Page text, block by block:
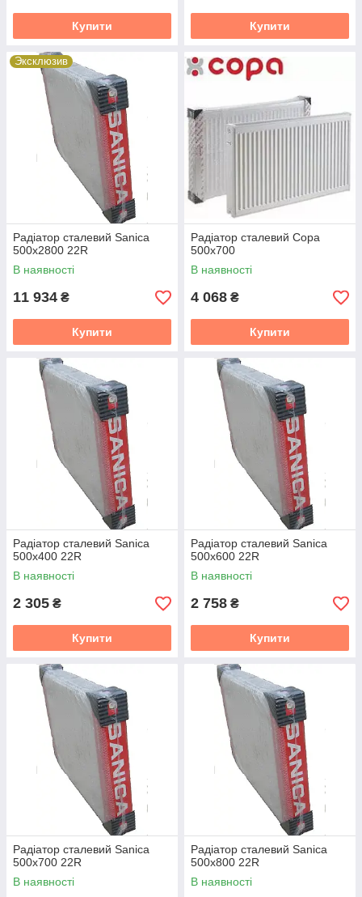
Купити Купити
Эксклюзив
Радіатор сталевий Sanica
500x2800 22R
В наявності
11 934 ₴
Купити
Радіатор сталевий Copa
500x700
В наявності
4 068 ₴
Купити
Радіатор сталевий Sanica
500x400 22R
В наявності
2 305 ₴
Купити
Радіатор сталевий Sanica
500x600 22R
В наявності
2 758 ₴
Купити
Радіатор сталевий Sanica
500x700 22R
В наявності
Радіатор сталевий Sanica
500x800 22R
В наявності